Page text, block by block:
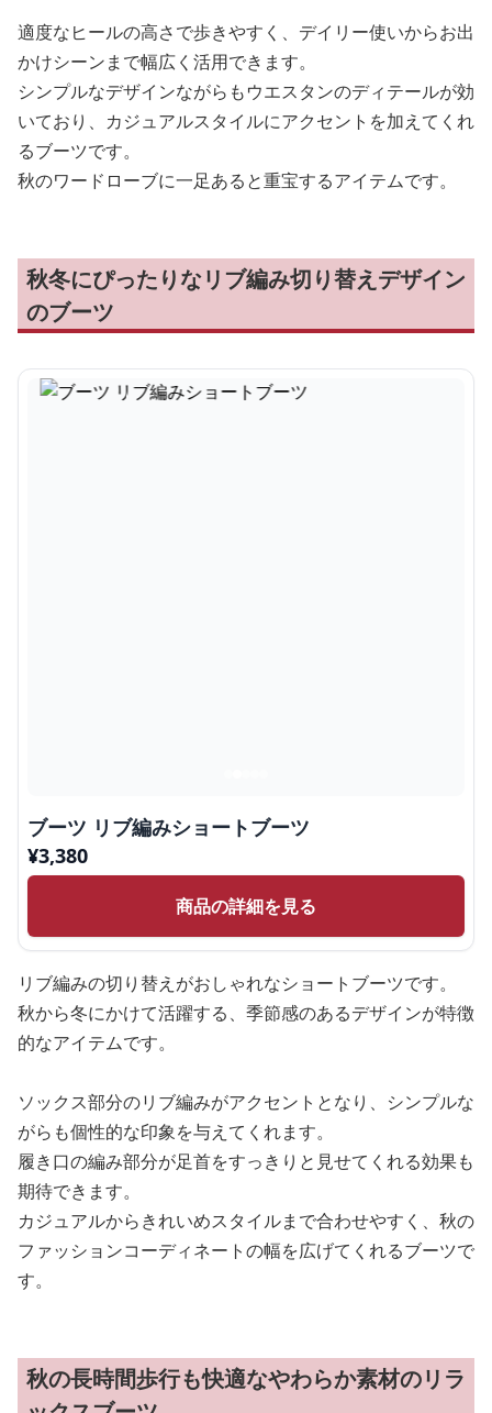
適度なヒールの高さで歩きやすく、デイリー使いからお出
かけシーンまで幅広く活用できます。
シンプルなデザインながらもウエスタンのディテールが効
いており、カジュアルスタイルにアクセントを加えてくれ
るブーツです。
秋のワードローブに一足あると重宝するアイテムです。
秋冬にぴったりなリブ編み切り替えデザイン
のブーツ
ブーツ リブ編みショートブーツ
¥3,380
商品の詳細を見る
リブ編みの切り替えがおしゃれなショートブーツです。
秋から冬にかけて活躍する、季節感のあるデザインが特徴
的なアイテムです。
ソックス部分のリブ編みがアクセントとなり、シンプルな
がらも個性的な印象を与えてくれます。
履き口の編み部分が足首をすっきりと見せてくれる効果も
期待できます。
カジュアルからきれいめスタイルまで合わせやすく、秋の
ファッションコーディネートの幅を広げてくれるブーツで
す。
秋の長時間歩行も快適なやわらか素材のリラ